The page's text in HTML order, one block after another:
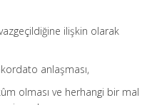
ilişkin olarak
anlaşması,
olması ve herhangi bir mal